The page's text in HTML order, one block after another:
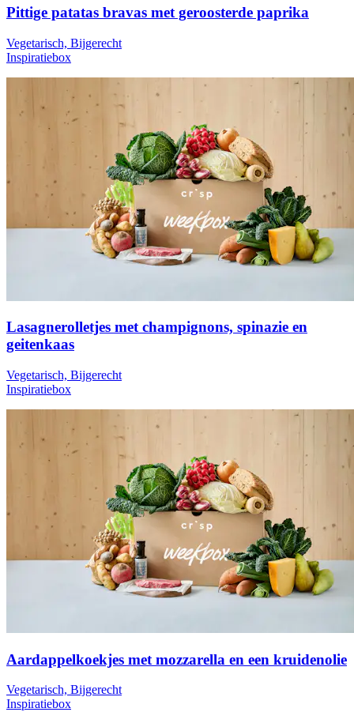
Pittige patatas bravas met geroosterde paprika
Vegetarisch, Bijgerecht
Inspiratiebox
Lasagnerolletjes met champignons, spinazie en
geitenkaas
Vegetarisch, Bijgerecht
Inspiratiebox
Aardappelkoekjes met mozzarella en een kruidenolie
Vegetarisch, Bijgerecht
Inspiratiebox